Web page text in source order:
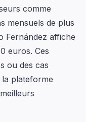
comme
mensuels de plus
Fernández affiche
euros. Ces
ou des cas
la plateforme